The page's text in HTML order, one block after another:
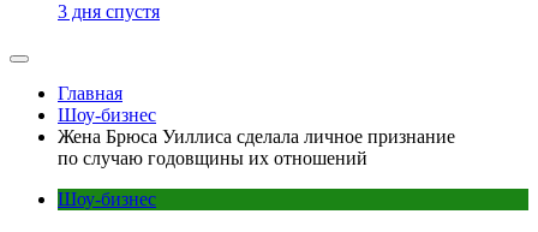
3 дня спустя
Главная
Шоу-бизнес
Жена Брюса Уиллиса сделала личное признание
по случаю годовщины их отношений
Шоу-бизнес